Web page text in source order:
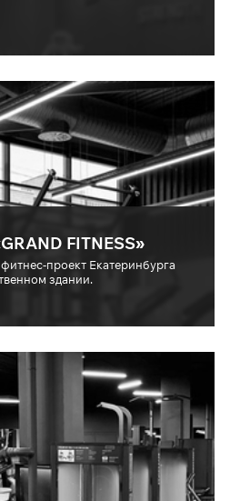
FITNESS»
проект Екатеринбурга
здании.